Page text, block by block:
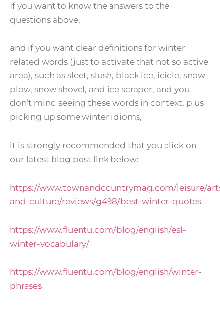
If you want to know the answers to the
questions above,
and if you want clear definitions for winter
related words (just to activate that not so active
area), such as sleet, slush, black ice, icicle, snow
plow, snow shovel, and ice scraper, and you
don’t mind seeing these words in context, plus
picking up some winter idioms,
it is strongly recommended that you click on
our latest blog post link below:
https://www.townandcountrymag.com/leisure/
and-culture/reviews/g498/best-winter-quotes
https://www.fluentu.com/blog/english/esl-
winter-vocabulary/
https://www.fluentu.com/blog/english/winter-
phrases